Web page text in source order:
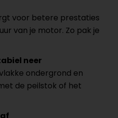
voor betere prestaties
van je motor. Zo pak je
neer
ondergrond en
de peilstok of het